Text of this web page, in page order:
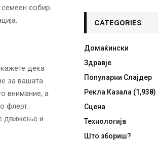
собир.
дека
за вашата
внимание, а
флерт.
движење и
CATEGORIES
Домаќински
Здравје
Популарни Слајдер
Рекла Казала (1,938)
Сцена
Технологија
Што збориш?